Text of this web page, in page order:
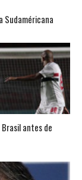
Sudaméricana
antes de